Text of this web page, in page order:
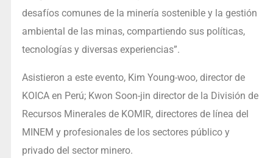
desafíos comunes de la minería sostenible y la gestión
ambiental de las minas, compartiendo sus políticas,
tecnologías y diversas experiencias”.
Asistieron a este evento, Kim Young-woo, director de
KOICA en Perú; Kwon Soon-jin director de la División de
Recursos Minerales de KOMIR, directores de línea del
MINEM y profesionales de los sectores público y
privado del sector minero.